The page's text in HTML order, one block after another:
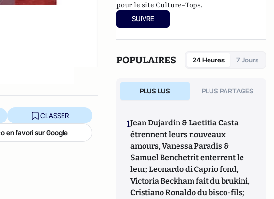
CLASSER
en favori sur Google
pour le site Culture-Tops.
SUIVRE
POPULAIRES 24 Heures 7 Jours
PLUS LUS PLUS PARTAGES
1Jean Dujardin & Laetitia Casta
étrennent leurs nouveaux
amours, Vanessa Paradis &
Samuel Benchetrit enterrent le
leur; Leonardo di Caprio fond,
Victoria Beckham fait du brukini,
Cristiano Ronaldo du bisco-fils;